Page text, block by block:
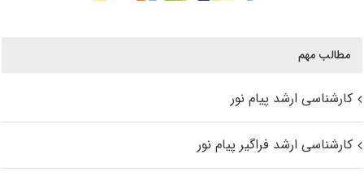
مطالب مهم
کارشناسی ارشد پیام نور
کارشناسی ارشد فراگیر پیام نور